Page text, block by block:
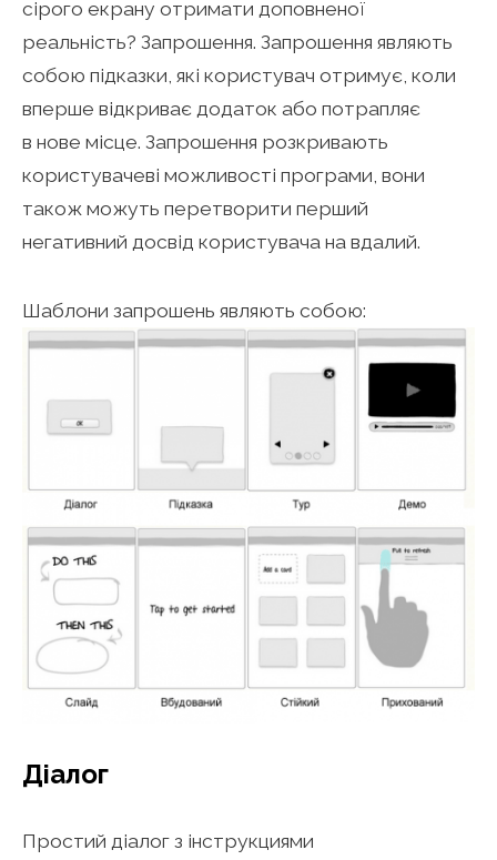
сірого екрану отримати доповненої
реальність? Запрошення. Запрошення являють
собою підказки, які користувач отримує, коли
вперше відкриває додаток або потрапляє
в нове місце. Запрошення розкривають
користувачеві можливості програми, вони
також можуть перетворити перший
негативний досвід користувача на вдалий.
Шаблони запрошень являють собою:
Діалог
Простий діалог з інструкциями